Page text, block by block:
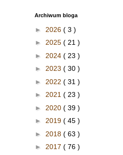
Archiwum bloga
► 2026 ( 3 )
► 2025 ( 21 )
► 2024 ( 23 )
► 2023 ( 30 )
► 2022 ( 31 )
► 2021 ( 23 )
► 2020 ( 39 )
► 2019 ( 45 )
► 2018 ( 63 )
► 2017 ( 76 )